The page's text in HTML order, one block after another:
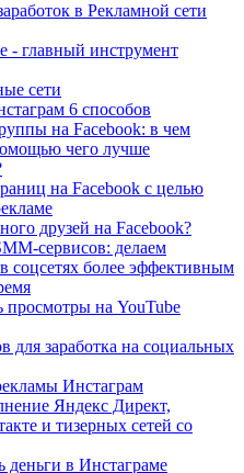
в Рекламной сети
- главный инструмент
сети
6 способов
на Facebook: в чем
чего лучше
на Facebook с целью
друзей на Facebook?
сервисов: делаем
соцсетях более эффективным
просмотры на YouTube
для заработка на социальных
Инстаграм
Яндекс Директ,
и тизерных сетей со
деньги в Инстаграме